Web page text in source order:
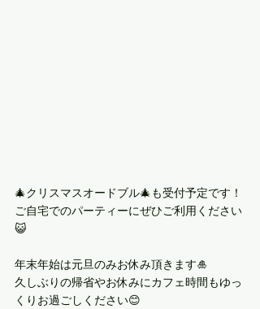
🎄クリスマスオードブル🎄も受付予定です！
ご自宅でのパーティーにぜひご利用ください
😺
年末年始は元旦のみお休み頂きます🎍
久しぶりの帰省やお休みにカフェ時間もゆっ
くりお過ごしください😊